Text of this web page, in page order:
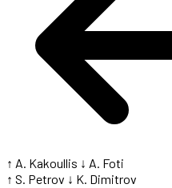
↑ A. Kakoullis ↓ A. Foti
↑ S. Petrov ↓ K. Dimitrov